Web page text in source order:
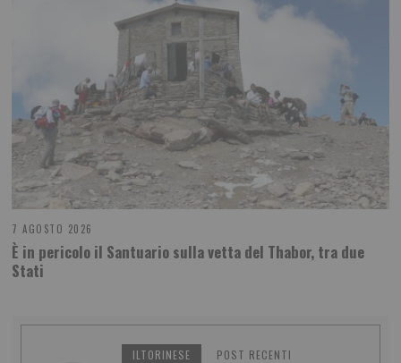
7 AGOSTO 2026
È in pericolo il Santuario sulla vetta del Thabor, tra due
Stati
ILTORINESE POST RECENTI